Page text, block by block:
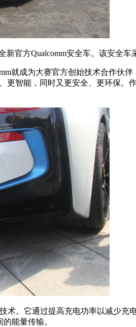
新官方Qualcomm安全车。该安全车
就成为大赛官方创始技术合作伙
智能，同时又更安全、更环保。
术。它通过提高充电功率以减少
能量传输。